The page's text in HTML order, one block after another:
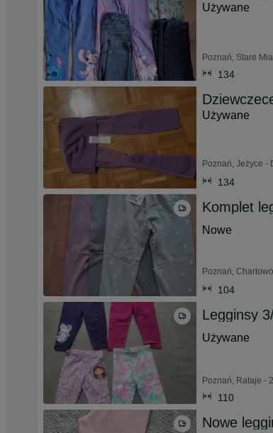
Używane
Poznań, Stare
134
Używane
Poznań, Jeżyce -
134
Komplet
Nowe
Poznań,
104
Legginsy
Używane
Poznań, Rataje -
110
Nowe